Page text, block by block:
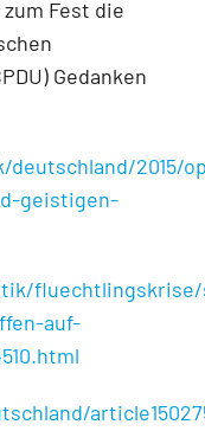
Fest die
Gedanken
2015/
geistigen-
auf-